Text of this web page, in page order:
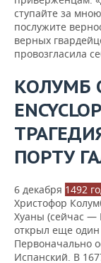
ступайте за
послужите
верных
провозгласила
КОЛУМБ
ПОРТУ
6 декабря 1492
Христофор
Хуаны (сейчас —
открыл еще
Первоначально
Испанский. В